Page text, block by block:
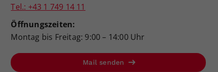
Tel.: +43 1 749 14 11
Öffnungszeiten:
Montag bis Freitag: 9:00 – 14:00 Uhr
Mail senden